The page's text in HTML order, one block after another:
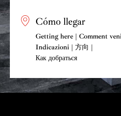
Cómo llegar
Getting here | Comment
Indicazioni | 方向 |
Как добраться